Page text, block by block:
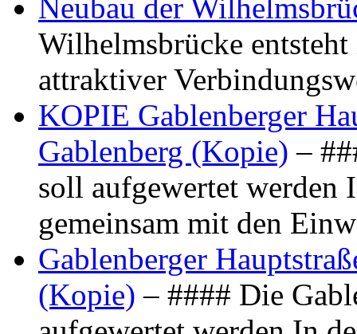
Neubau der
Wilhelmsbrücke
attraktiver
KOPIE Gablenberger
Gablenberg (Kopie) –
soll aufgewertet werden
gemeinsam mit den
Gablenberger
(Kopie) – #### Die